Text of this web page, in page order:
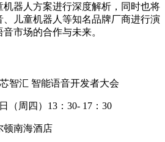
器人方案进行深度解析，同时也将
儿童机器人等知名品牌厂商进行演
市场的合作与未来。
智汇 智能语音开发者大会
（周四）13：30- 17：30
顿南海酒店